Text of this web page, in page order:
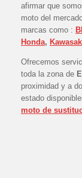
afirmar que
moto del
marcas como :
Honda,
Ofrecemos
toda la zona de
proximidad y a
estado
moto de